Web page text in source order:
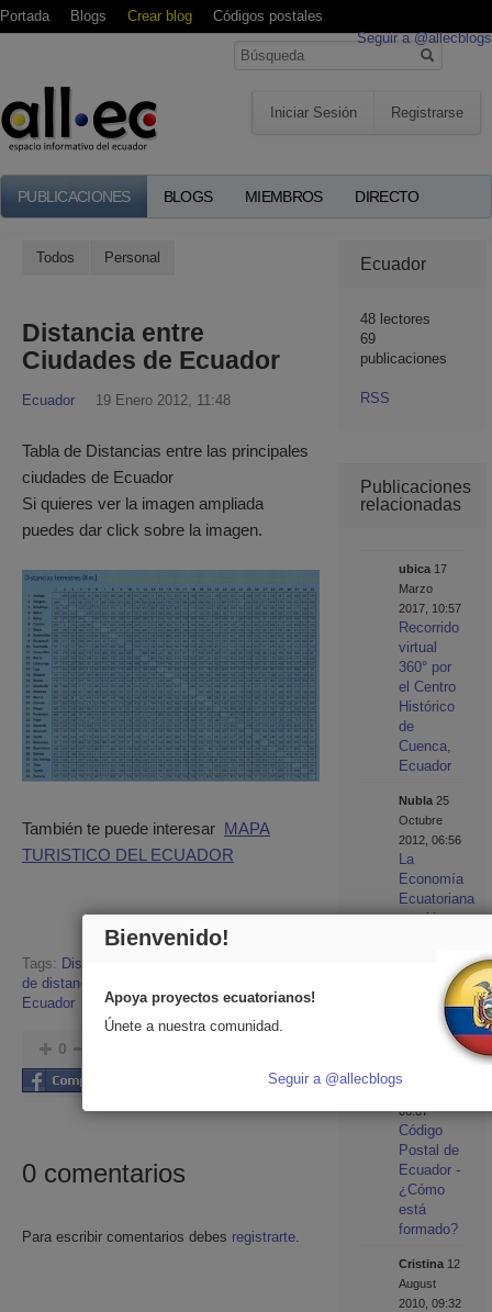
Portada Blogs Crear blog
Códigos postales
Seguir a @allecblogs
Iniciar Sesión Registrarse
PUBLICACIONES BLOGS MIEMBROS DIRECTO
Todos Personal
Distancia entre
Ciudades de Ecuador
Ecuador 19 Enero 2012, 11:48
Tabla de Distancias entre las principales
ciudades de Ecuador
Si quieres ver la imagen ampliada
puedes dar click sobre la imagen.
También te puede interesar MAPA
TURISTICO DEL ECUADOR
Tags: Distancia entre ciudades
de distancias
Ecuador
0
0 comentarios
Para escribir comentarios debes registrarte.
Ecuador
48lectores
69
publicaciones
RSS
Publicaciones
relacionadas
ubica 17
Marzo
2017, 10:57
Recorrido
virtual
360° por
el Centro
Histórico
de
Cuenca,
Ecuador
Nubla 25
Octubre
2012, 06:56
La
Economía
Ecuatoriana
creció a
de 5,2%
segundo
trimestre
06:07
Código
Postal de
Ecuador -
¿Cómo
está
formado?
Cristina 12
August
2010, 09:32
Bienvenido!
Apoya proyectos ecuatorianos!
Únete a nuestra comunidad.
Seguir a @allecblogs